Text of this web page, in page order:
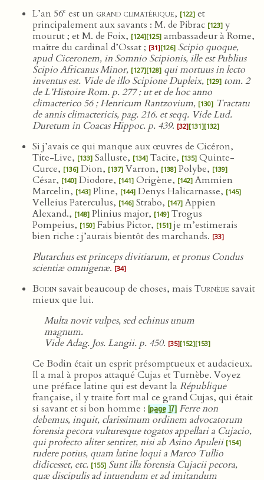
L’an 56e est un grand climatérique, [122] et
principalement aux savants : M. de Pibrac [123] y
mourut ; et M. de Foix, [124][125] ambassadeur à Rome,
maître du cardinal d’Ossat ; [31][126] Scipio quoque,
apud Ciceronem, in Somnio Scipionis, ille est Publius
Scipio Africanus Minor, [127][128] qui mortuus in lecto
inventus est. Vide de illo Scipione Dupleix, [129] tom. 2
de L’Histoire Rom. p. 277 ; ut et de hoc anno
climacterico 56 ; Henricum Rantzovium, [130] Tractatu
de annis climactericis, pag. 216. et seqq. Vide Lud.
Duretum in Coacas Hippoc. p. 439. [32][131][132]
Si j’avais ce qui manque aux œuvres de Cicéron,
Tite-Live, [133] Salluste, [134] Tacite, [135] Quinte-
Curce, [136] Dion, [137] Varron, [138] Polybe, [139]
César, [140] Diodore, [141] Origène, [142] Ammien
Marcelin, [143] Pline, [144] Denys Halicarnasse, [145]
Velleius Paterculus, [146] Strabo, [147] Appien
Alexand., [148] Plinius major, [149] Trogus
Pompeius, [150] Fabius Pictor, [151] je m’estimerais
bien riche : j’aurais bientôt des marchands. [33]
Plutarchus est princeps divitiarum, et pronus Condus
scientiæ omnigenæ. [34]
Bodinsavait beaucoup de choses, mais Turnèbe savait
mieux que lui.
Multa novit vulpes, sed echinus unum
magnum.
Vide Adag. Jos. Langii. p. 450. [35][152][153]
Ce Bodin était un esprit présomptueux et audacieux.
Il a mal à propos attaqué Cujas et Turnèbe. Voyez
une préface latine qui est devant la République
française, il y traite fort mal ce grand Cujas, qui était
si savant et si bon homme : [page 17] Ferre non
debemus, inquit, clarissimum ordinem advocatorum
forensia pecora vulturesque togatos appellari a Cujacio,
qui profecto aliter sentiret, nisi ab Asino Apuleii [154]
rudere potius, quam latine loqui a Marco Tullio
didicesset, etc. [155] Sunt illa forensia Cujacii pecora,
quæ discipulis ad intuendum et ad imitandum